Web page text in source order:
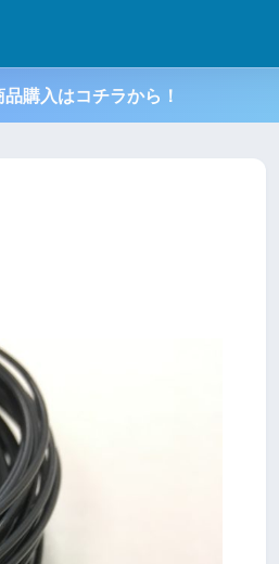
品購入はコチラから！